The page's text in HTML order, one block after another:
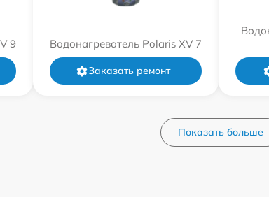
9 Водонагреватель Polaris XV 7
Заказать ремонт
Показать больше